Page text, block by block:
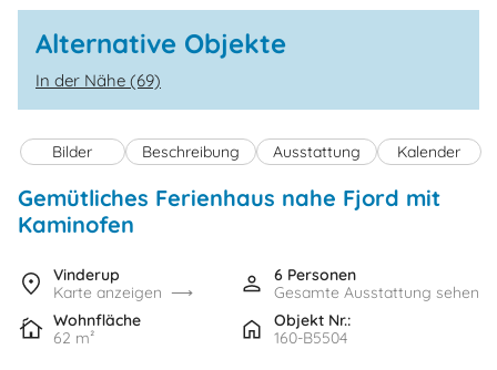
Alternative Objekte
In der Nähe (69)
Bilder Beschreibung Ausstattung Kalender
Gemütliches Ferienhaus nahe Fjord mit
Kaminofen
Vinderup
Karte anzeigen
6 Personen
Gesamte Ausstattung sehen
Wohnfläche
62 m²
Objekt Nr.:
160-B5504